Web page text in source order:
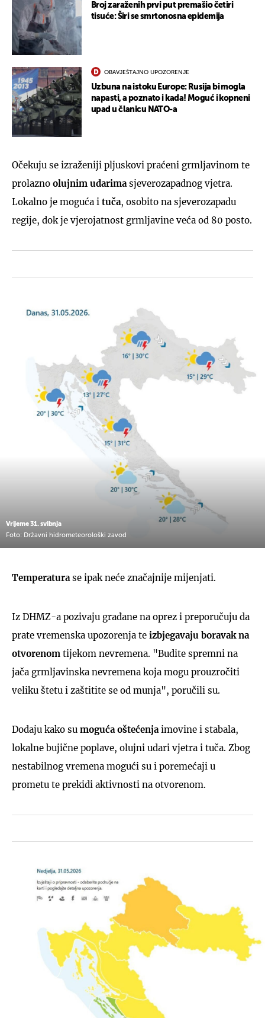
Broj zaraženih prvi put premašio četiri
tisuće: Širi se smrtonosna epidemija
OBAVJEŠTAJNO UPOZORENJE
Uzbuna na istoku Europe: Rusija bi mogla
napasti, a poznato i kada! Moguć i kopneni
upad u članicu NATO-a
Očekuju se izraženiji pljuskovi praćeni grmljavinom te
prolazno olujnim udarima sjeverozapadnog vjetra.
Lokalno je moguća i tuča, osobito na sjeverozapadu
regije, dok je vjerojatnost grmljavine veća od 80 posto.
Vrijeme 31. svibnja
Foto: Državni hidrometeorološki zavod
Temperaturase ipak neće značajnije mijenjati.
Iz DHMZ-a pozivaju građane na oprez i preporučuju da
prate vremenska upozorenja te izbjegavaju boravak na
otvorenom tijekom nevremena. "Budite spremni na
jača grmljavinska nevremena koja mogu prouzročiti
veliku štetu i zaštitite se od munja", poručili su.
Dodaju kako su moguća oštećenjaimovine i stabala,
lokalne bujične poplave, olujni udari vjetra i tuča. Zbog
nestabilnog vremena mogući su i poremećaji u
prometu te prekidi aktivnosti na otvorenom.